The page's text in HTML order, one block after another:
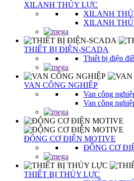
XILANH THỦY LỰC
XILANH
XILANH
THIẾT BỊ ĐIỆN-SCADA
Thiết bị điện
VAN CÔNG NGHIỆP
Van công
Van công
ĐỘNG CƠ ĐIỆN MOTIVE
ĐỘNG CƠ
THIẾT BỊ THỦY LỰC